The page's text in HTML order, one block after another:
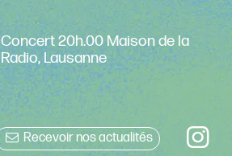
Concert 20h.00 Maison de la
Radio, Lausanne
Recevoir nos actualités